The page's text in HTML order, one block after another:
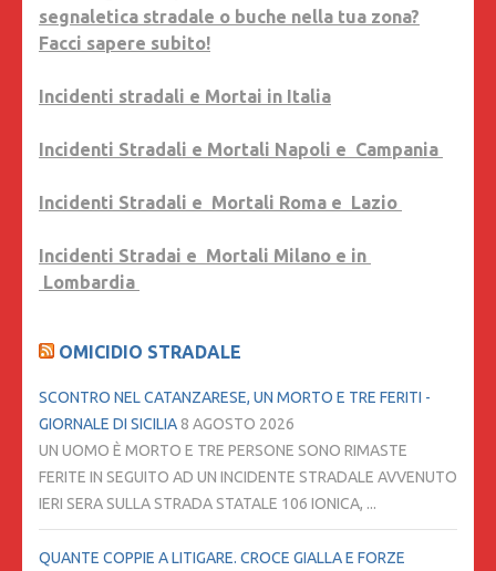
segnaletica stradale o buche nella tua zona?
Facci sapere subito!
Incidenti stradali e Mortai in Italia
Incidenti Stradali e Mortali Napoli e Campania
Incidenti Stradali e Mortali Roma e Lazio
Incidenti Stradai e Mortali Milano e in
Lombardia
OMICIDIO STRADALE
SCONTRO NEL CATANZARESE, UN MORTO E TRE FERITI -
GIORNALE DI SICILIA8 AGOSTO 2026
UN UOMO È MORTO E TRE PERSONE SONO RIMASTE
FERITE IN SEGUITO AD UN INCIDENTE STRADALE AVVENUTO
IERI SERA SULLA STRADA STATALE 106 IONICA, ...
QUANTE COPPIE A LITIGARE. CROCE GIALLA E FORZE